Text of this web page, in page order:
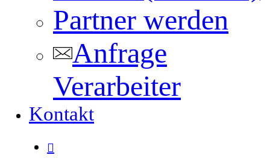
Partner werden
Anfrage
Verarbeiter
Kontakt